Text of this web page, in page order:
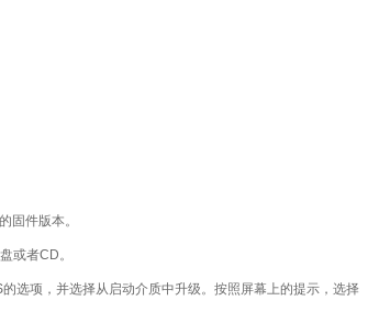
固件版本。
或者CD。
选项，并选择从启动介质中升级。按照屏幕上的提示，选择